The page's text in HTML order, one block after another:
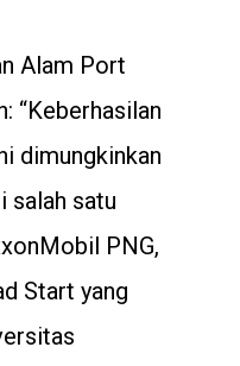
Alam Port
“Keberhasilan
dimungkinkan
salah satu
PNG,
Start yang